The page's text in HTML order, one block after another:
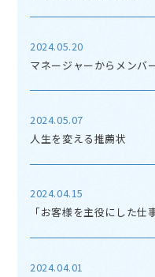
2024.05.20
マネージャーからメンバ
2024.05.07
人生を変える推薦状
2024.04.15
「お客様を主役にした
2024.04.01